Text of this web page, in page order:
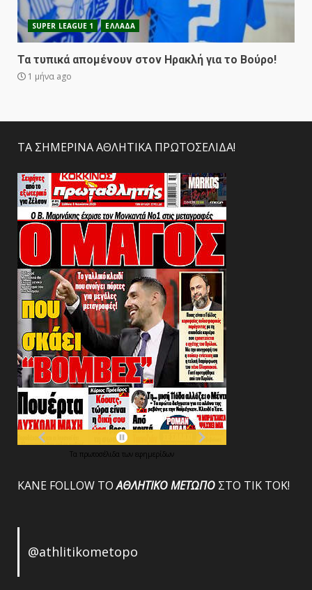
SUPER LEAGUE 1 ΕΛΛΑΔΑ
Τα τυπικά απομένουν στον Ηρακλή για το Βούρο!
1 μήνα ago
ΤΑ ΣΗΜΕΡΙΝΑ ΑΘΛΗΤΙΚΑ ΠΡΩΤΟΣΕΛΙΔΑ!
Τα πρωτοσέλιδα των εφημερίδων
ΚΑΝΕ FOLLOW ΤΟΑΘΛΗΤΙΚΟΜΕΤΩΠΟ ΣΤΟ ΤΙΚ ΤΟΚ!
@athlitikometopo